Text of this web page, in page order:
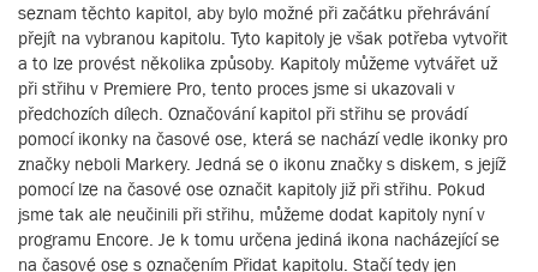
seznam těchto kapitol, aby bylo možné při začátku přehrávání
přejít na vybranou kapitolu. Tyto kapitoly je však potřeba vytvořit
a to lze provést několika způsoby. Kapitoly můžeme vytvářet už
při střihu v Premiere Pro, tento proces jsme si ukazovali v
předchozích dílech. Označování kapitol při střihu se provádí
pomocí ikonky na časové ose, která se nachází vedle ikonky pro
značky neboli Markery. Jedná se o ikonu značky s diskem, s jejíž
pomocí lze na časové ose označit kapitoly již při střihu. Pokud
jsme tak ale neučinili při střihu, můžeme dodat kapitoly nyní v
programu Encore. Je k tomu určena jediná ikona nacházející se
na časové ose s označením Přidat kapitolu. Stačí tedy jen